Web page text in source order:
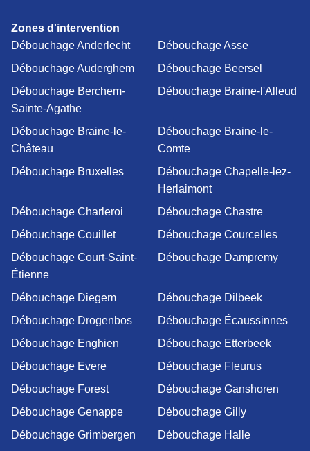
Zones d'intervention
Débouchage Anderlecht
Débouchage Asse
Débouchage Auderghem
Débouchage Beersel
Débouchage Berchem-
Sainte-Agathe
Débouchage Braine-l'Alleud
Débouchage Braine-le-
Château
Débouchage Braine-le-
Comte
Débouchage Bruxelles
Débouchage Chapelle-lez-
Herlaimont
Débouchage Charleroi
Débouchage Chastre
Débouchage Couillet
Débouchage Courcelles
Débouchage Court-Saint-
Étienne
Débouchage Dampremy
Débouchage Diegem
Débouchage Dilbeek
Débouchage Drogenbos
Débouchage Écaussinnes
Débouchage Enghien
Débouchage Etterbeek
Débouchage Evere
Débouchage Fleurus
Débouchage Forest
Débouchage Ganshoren
Débouchage Genappe
Débouchage Gilly
Débouchage Grimbergen
Débouchage Halle